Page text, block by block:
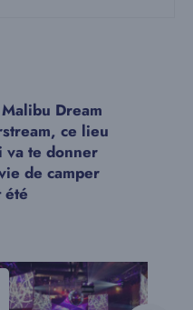
Dream
ce lieu
va te donner
de camper
été